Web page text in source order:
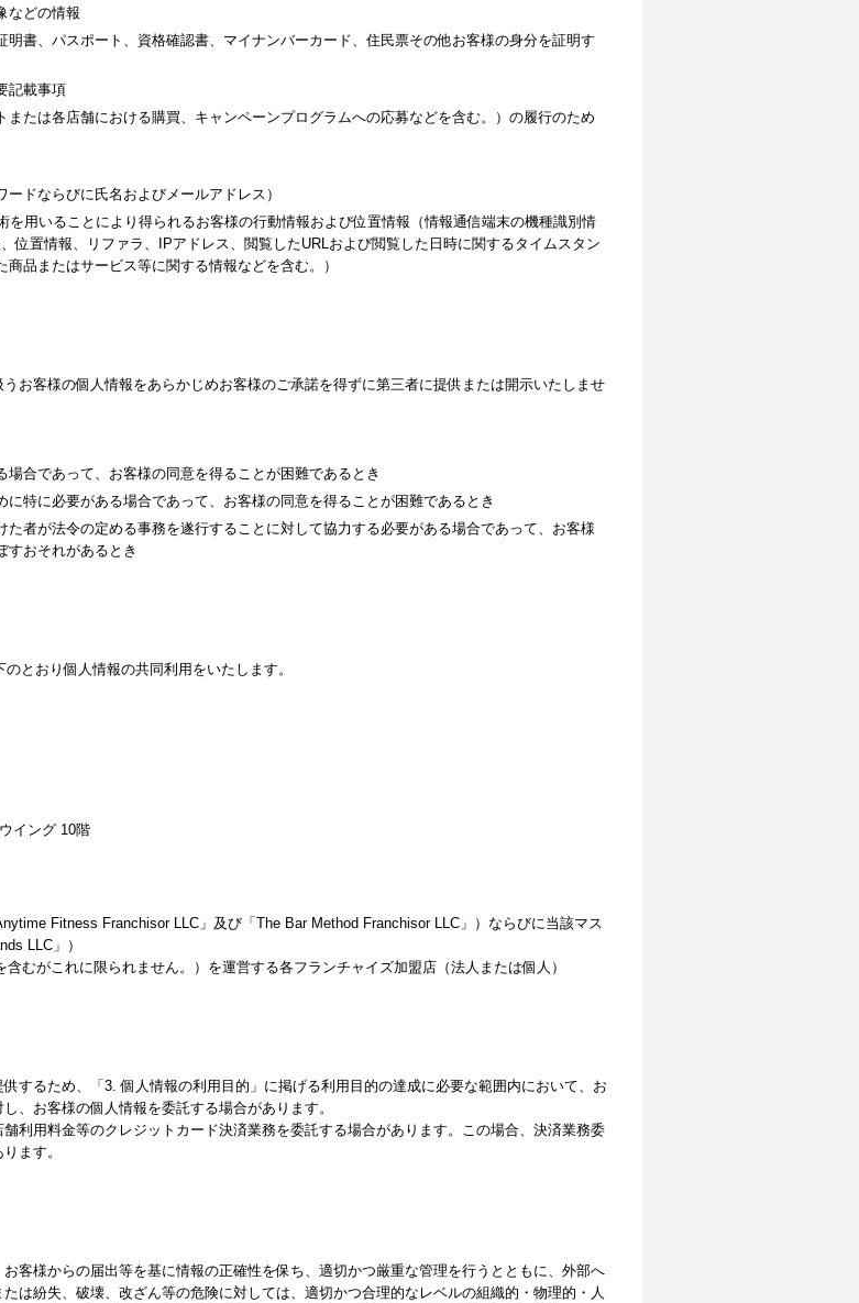
などの情報
書、パスポート、資格確認書、マイナンバーカード、住民票その他お客様の身分を証明す
記載事項
たは各店舗における購買、キャンペーンプログラムへの応募などを含む。）の履行のため
ドならびに氏名およびメールアドレス）
用いることにより得られるお客様の行動情報および位置情報（情報通信端末の機種識別情
位置情報、リファラ、IPアドレス、閲覧したURLおよび閲覧した日時に関するタイムスタン
品またはサービス等に関する情報などを含む。）
お客様の個人情報をあらかじめお客様のご承諾を得ずに第三者に提供または開示いたしませ
合であって、お客様の同意を得ることが困難であるとき
特に必要がある場合であって、お客様の同意を得ることが困難であるとき
者が法令の定める事務を遂行することに対して協力する必要がある場合であって、お客様
すおそれがあるとき
とおり個人情報の共同利用をいたします。
イング 10階
Fitness Franchisor LLC」及び「The Bar Method Franchisor LLC」）ならびに当該マス
LLC」）
むがこれに限られません。）を運営する各フランチャイズ加盟店（法人または個人）
するため、「3. 個人情報の利用目的」に掲げる利用目的の達成に必要な範囲内において、お
、お客様の個人情報を委託する場合があります。
利用料金等のクレジットカード決済業務を委託する場合があります。この場合、決済業務委
ます。
客様からの届出等を基に情報の正確性を保ち、適切かつ厳重な管理を行うとともに、外部へ
は紛失、破壊、改ざん等の危険に対しては、適切かつ合理的なレベルの組織的・物理的・人